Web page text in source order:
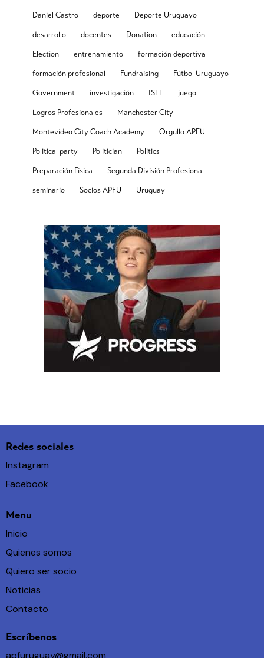
Daniel Castro deporte Deporte Uruguayo
desarrollo docentes Donation educación
Election entrenamiento formación deportiva
formación profesional Fundraising Fútbol Uruguayo
Government investigación ISEF juego
Logros Profesionales Manchester City
Montevideo City Coach Academy Orgullo APFU
Political party Politician Politics
Preparación Física Segunda División Profesional
seminario Socios APFU Uruguay
Redes sociales
Instagram
Facebook
Menu
Inicio
Quienes somos
Quiero ser socio
Noticias
Contacto
Escríbenos